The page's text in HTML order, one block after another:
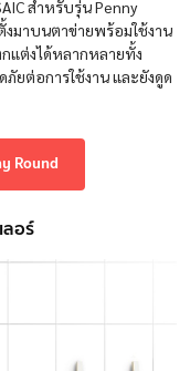
สำหรับรุ่น Penny
งมาบนตาข่ายพร้อมใช้งาน
แต่งได้หลากหลายทั้ง
ยต่อการใช้งาน และยังดูด
Round
ลอร์